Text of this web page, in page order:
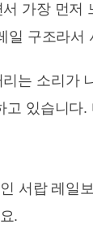
가장 먼
일 구조라
는 소리가
있습니다
서랍 레일
.